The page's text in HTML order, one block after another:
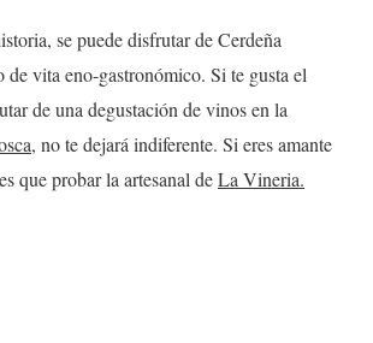
se puede disfrutar de Cerdeña
de vita eno-gastronómico. Si te gusta el
de una degustación de vinos en la
, no te dejará indiferente. Si eres amante
que probar la artesanal deLa Vineria.